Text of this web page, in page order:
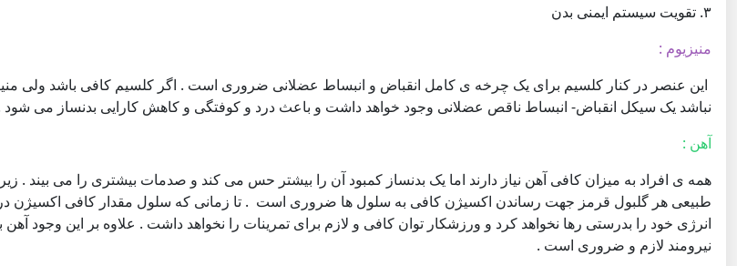
۳. تقویت سیستم ایمنی بدن
منیزیوم :
این عنصر در کنار کلسیم برای یک چرخه ی کامل انقباض و انبساط عضلانی ضروری است . اگر کلسیم کافی باشد ولی
نباشد یک سیکل انقباض- انبساط ناقص عضلانی وجود خواهد داشت و باعث درد و کوفتگی و کاهش کارایی بدنساز می شود
آهن :
همه ی افراد به میزان کافی آهن نیاز دارند اما یک بدنساز کمبود آن را بیشتر حس می کند و صدمات بیشتری را می بیند .
طبیعی هر گلبول قرمز جهت رساندن اکسیژن کافی به سلول ها ضروری است ‌ . تا زمانی که سلول مقدار کافی اکسیژن
انرژی خود را بدرستی رها نخواهد کرد و ورزشکار توان کافی و لازم برای تمرینات را نخواهد داشت . علاوه بر این وجود
نیرومند لازم و ضروری است .